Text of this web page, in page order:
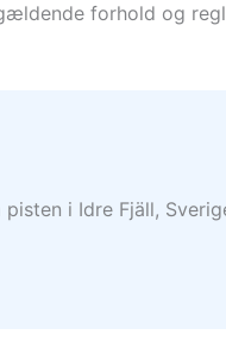
forhold og